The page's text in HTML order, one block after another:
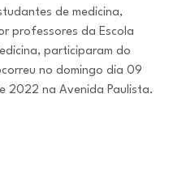
de medicina,
professores da Escola
participaram do
no domingo dia 09
2022 na Avenida Paulista.